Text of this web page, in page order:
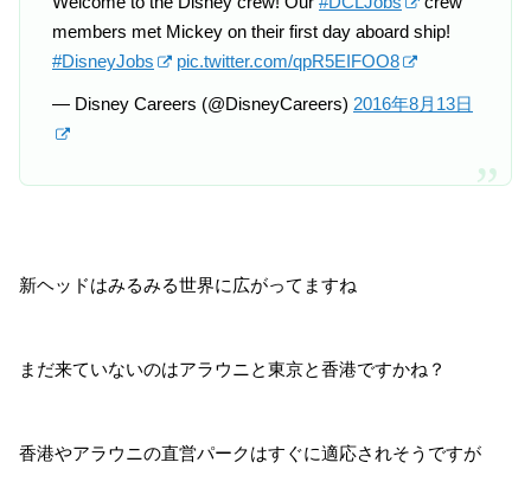
members met Mickey on their first day aboard ship!
#DisneyJobs
pic.twitter.com/qpR5EIFOO8
— Disney Careers (@DisneyCareers) 2016年8月13日
新ヘッドはみるみる世界に広がってますね
まだ来ていないのはアラウニと東京と香港ですかね？
香港やアラウニの直営パークはすぐに適応されそうですが